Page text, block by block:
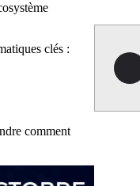
clés :
comment